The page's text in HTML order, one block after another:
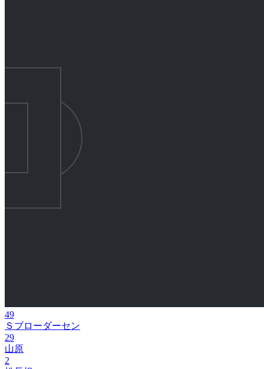
49
Ｓブローダーセン
29
山原
2